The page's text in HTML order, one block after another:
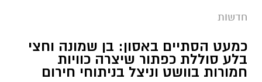
הסמים המסוכנים, בוצעו בימים האחרונים שתי
פעילויות ממוקדות, שהובילו למעצר של שלושה
חדשות
כמעט הסתיים באסון: בן שמונה וחצי
בלע סוללת כפתור שיצרה כוויות
חמורות בוושט וניצל בניתוחי חירום